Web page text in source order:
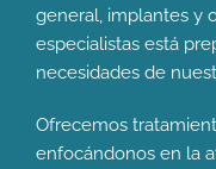
general, implantes y
especialistas está
necesidades de
Ofrecemos
enfocándonos en la